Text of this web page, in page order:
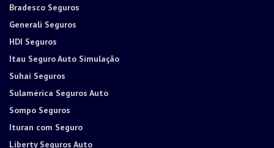
Bradesco Seguros
Generali Seguros
HDI Seguros
Itau Seguro Auto Simulação
Suhai Seguros
Sulamérica Seguros Auto
Sompo Seguros
Ituran com Seguro
Liberty Seguros Auto